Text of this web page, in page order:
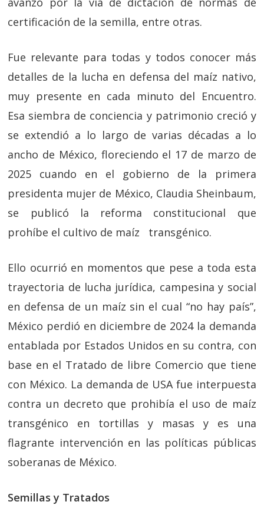
certificación de la semilla, entre otras.
Fue relevante para todas y todos conocer más
detalles de la lucha en defensa del maíz nativo,
muy presente en cada minuto del Encuentro.
Esa siembra de conciencia y patrimonio creció y
se extendió a lo largo de varias décadas a lo
ancho de México, floreciendo el 17 de marzo de
2025 cuando en el gobierno de la primera
presidenta mujer de México, Claudia Sheinbaum,
se publicó la reforma constitucional que
prohíbe el cultivo de maíz transgénico.
Ello ocurrió en momentos que pese a toda esta
trayectoria de lucha jurídica, campesina y social
en defensa de un maíz sin el cual “no hay país”,
México perdió en diciembre de 2024 la demanda
entablada por Estados Unidos en su contra, con
base en el Tratado de libre Comercio que tiene
con México. La demanda de USA fue interpuesta
contra un decreto que prohibía el uso de maíz
transgénico en tortillas y masas y es una
flagrante intervención en las políticas públicas
soberanas de México.
Semillas y Tratados